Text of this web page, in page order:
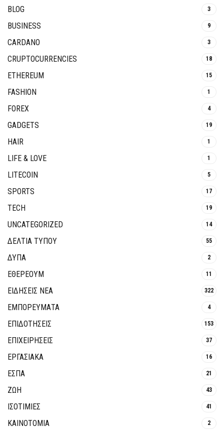
BLOG 3
BUSINESS 9
CARDANO 3
CRUPTOCURRENCIES 18
ETHEREUM 15
FASHION 1
FOREX 4
GADGETS 19
HAIR 1
LIFE & LOVE 1
LITECOIN 5
SPORTS 17
TECH 19
UNCATEGORIZED 14
ΔΕΛΤΙΑ ΤΥΠΟΥ 55
ΔΥΠΑ 2
ΕΘΈΡΕΟΥΜ 11
ΕΙΔΗΣΕΙΣ ΝΕΑ 322
ΕΜΠΟΡΕΥΜΑΤΑ 4
ΕΠΙΔΟΤΗΣΕΙΣ 153
ΕΠΙΧΕΙΡΗΣΕΙΣ 37
ΕΡΓΑΣΙΑΚΑ 16
ΕΣΠΑ 21
ΖΩΗ 43
ΙΣΟΤΙΜΙΕΣ 41
ΚΑΙΝΟΤΟΜΊΑ 2